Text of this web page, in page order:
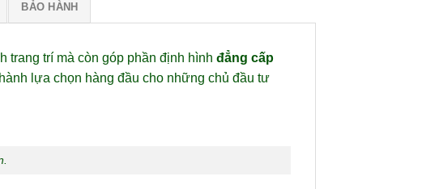
BẢO HÀNH
trang trí mà còn góp phần định hình đẳng cấp
lựa chọn hàng đầu cho những chủ đầu tư